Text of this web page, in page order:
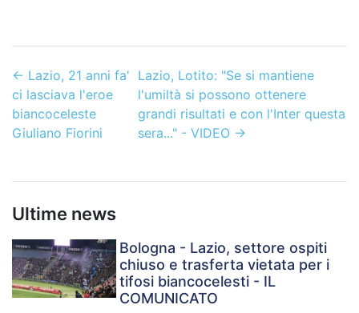
← Lazio, 21 anni fa'
ci lasciava l'eroe
biancoceleste
Giuliano Fiorini
Lazio, Lotito: "Se si mantiene
l'umiltà si possono ottenere
grandi risultati e con l'Inter questa
sera..." - VIDEO →
Ultime news
Bologna - Lazio, settore ospiti
chiuso e trasferta vietata per i
tifosi biancocelesti - IL
COMUNICATO